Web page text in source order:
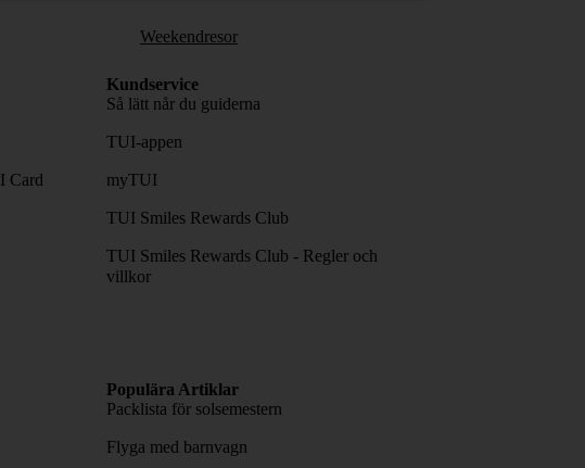
Weekendresor
Card
Kundservice
Så lätt når du guiderna
TUI-appen
myTUI
TUI Smiles Rewards Club
TUI Smiles Rewards Club - Regler och
villkor
Populära Artiklar
Packlista för solsemestern
Flyga med barnvagn